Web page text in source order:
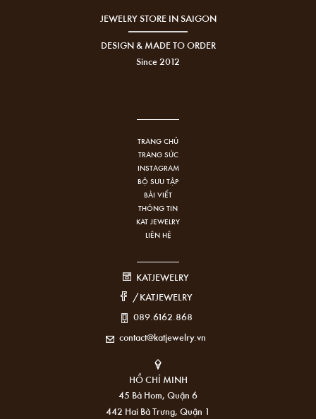
JEWELRY STORE IN SAIGON
DESIGN & MADE TO ORDER
Since 2012
TRANG CHỦ
TRANG SỨC
INSTAGRAM
BỘ SƯU TẬP
BÀI VIẾT
THÔNG TIN
KAT JEWELRY
LIÊN HỆ
KATJEWELRY
/KATJEWELRY
089.6162.868
contact@katjewelry.vn
HỒ CHÍ MINH
45 Bà Hom, Quận 6
442 Hai Bà Trưng, Quận 1